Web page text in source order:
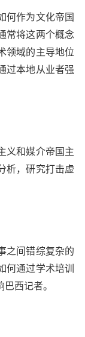
何作为文化帝国
常将这两个概念
领域的主导地位
过本地从业者强
义和媒介帝国主
析，研究打击虚
之间错综复杂的
何通过学术培训
西记者。